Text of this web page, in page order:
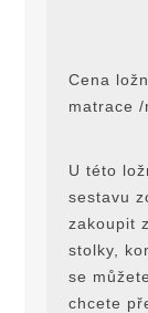
Cena
matrace /
U této
sestavu
zakoupit
stolky,
se
chcete